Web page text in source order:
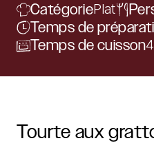
CatégoriePlat
Temps de
Temps de cuisson
Tourte aux